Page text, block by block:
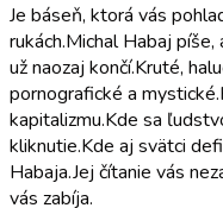
Je báseň, ktorá vás
rukách.Michal Habaj
už naozaj končí.Kruté,
pornografické a
kapitalizmu.Kde sa
kliknutie.Kde aj svätci
Habaja.Jej čítanie vás
vás